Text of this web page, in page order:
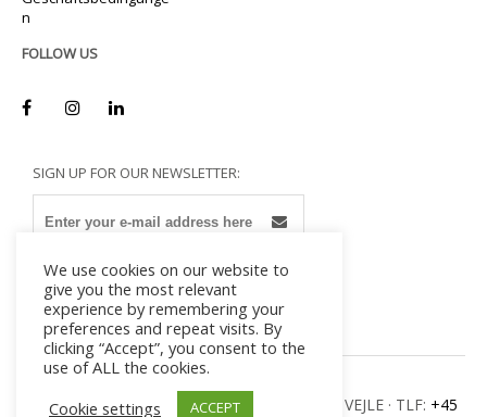
n
FOLLOW US
SIGN UP FOR OUR NEWSLETTER:
MILADAN · ULVEHAVEVEJ 42-46 · DK – 7100 VEJLE · TLF: +45
We use cookies on our website to
give you the most relevant
experience by remembering your
preferences and repeat visits. By
clicking “Accept”, you consent to the
use of ALL the cookies.
Cookie settings
ACCEPT